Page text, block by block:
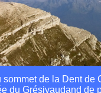
sommet de la Dent de
du Grésivaudand de